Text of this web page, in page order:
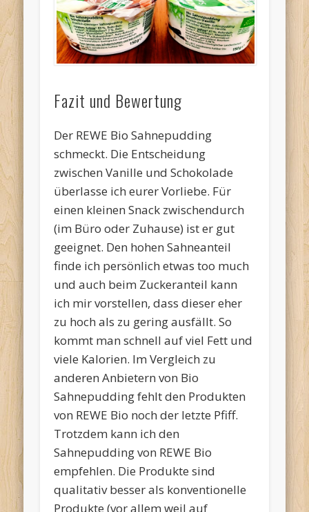
Fazit und Bewertung
Der REWE Bio Sahnepudding
schmeckt. Die Entscheidung
zwischen Vanille und Schokolade
überlasse ich eurer Vorliebe. Für
einen kleinen Snack zwischendurch
(im Büro oder Zuhause) ist er gut
geeignet. Den hohen Sahneanteil
finde ich persönlich etwas too much
und auch beim Zuckeranteil kann
ich mir vorstellen, dass dieser eher
zu hoch als zu gering ausfällt. So
kommt man schnell auf viel Fett und
viele Kalorien. Im Vergleich zu
anderen Anbietern von Bio
Sahnepudding fehlt den Produkten
von REWE Bio noch der letzte Pfiff.
Trotzdem kann ich den
Sahnepudding von REWE Bio
empfehlen. Die Produkte sind
qualitativ besser als konventionelle
Produkte (vor allem weil auf